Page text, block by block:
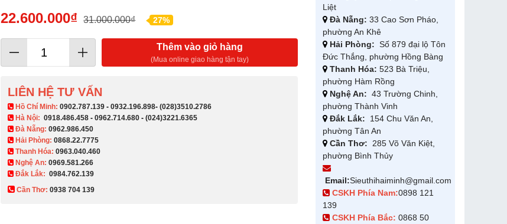
22.600.000₫ 31.000.000₫ 27%
Thêm vào giỏ hàng
(Mua online giao hàng tận tay)
LIÊN HỆ TƯ VẤN
​ Hồ Chí Minh:0902.787.139 -0932.196.898-(028)3510.2786
Hà Nội:0918.486.458 -0962.714.680 -(024)3221.6365
Đà Nẵng:0962.986.450
Hải Phòng:0868.22.7775
Thanh Hóa:0963.040.460
Nghệ An:0969.581.266
Đắk Lắk: 0984.762.139
Cần Thơ:0938 704 139​
Liệt
Đà Nẵng: 33 Cao Sơn Pháo,
phường An Khê
Hải Phòng: Số 879 đại lộ Tôn
Đức Thắng, phường Hồng Bàng
Thanh Hóa: 523 Bà Triệu,
phường Hàm Rồng
Nghệ An: 43 Trường Chinh,
phường Thành Vinh
Đắk Lắk: 154 Chu Văn An,
phường Tân An
Cần Thơ: 285 Võ Văn Kiệt,
phường Bình Thủy
Email:Sieuthihaiminh@gmail.com
CSKH Phía Nam:0898 121
139
CSKH Phía Bắc: 0868 50